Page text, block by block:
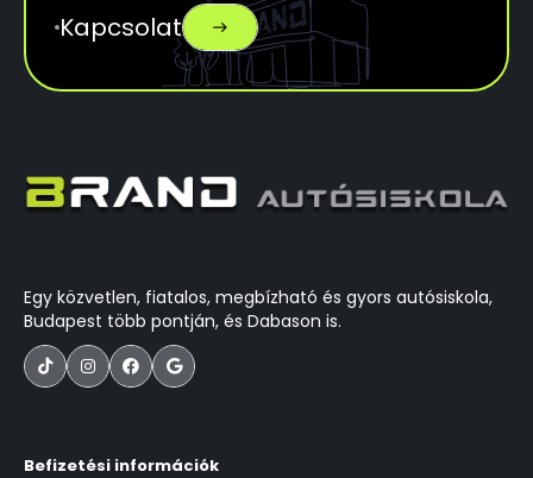
Kapcsolat east
Egy közvetlen, fiatalos, megbízható és gyors autósiskola,
Budapest több pontján, és Dabason is.
   
Befizetési információk